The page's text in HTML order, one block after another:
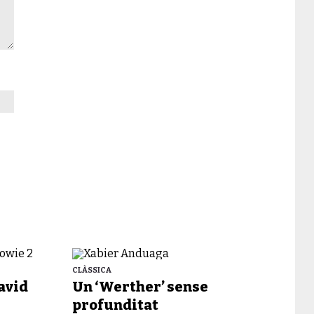
CLÀSSICA
Un ‘Werther’ sense
profunditat